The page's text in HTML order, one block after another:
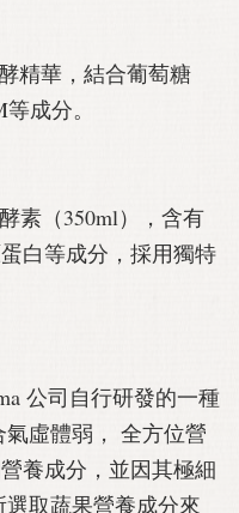
精華，結合葡萄糖
成分。
素（350ml），含有
白等成分，採用獨特
公司自行研發的一種
虛體弱， 全方位營
養成分，並因其極細
取蔬果營養成分來